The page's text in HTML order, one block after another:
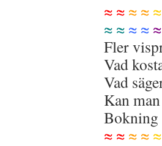
≈ ≈ ≈ ≈
≈ ≈ ≈ ≈
Fler
Vad
Vad
Kan
≈ ≈ ≈ ≈